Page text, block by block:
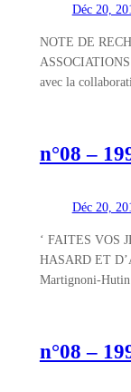
Déc 20,
NOTE DE
avec la
n°08 –
Déc 20,
‘ FAITES VOS
HASARD ET
Martignoni-Hutin
n°08 –